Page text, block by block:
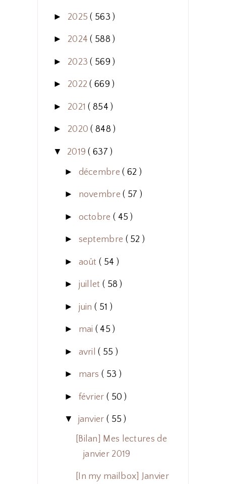
► 2025( 563 )
► 2024( 588 )
► 2023( 569 )
► 2022( 669 )
► 2021( 854 )
► 2020( 848 )
▼ 2019( 637 )
► décembre( 62 )
► novembre( 57 )
► octobre ( 45 )
► septembre ( 52 )
► août ( 54 )
► juillet ( 58 )
► juin ( 51 )
► mai ( 45 )
► avril( 55 )
► mars ( 53 )
► février ( 50 )
▼ janvier ( 55 )
[Bilan] Mes lectures de
janvier 2019
[In my mailbox] Janvier